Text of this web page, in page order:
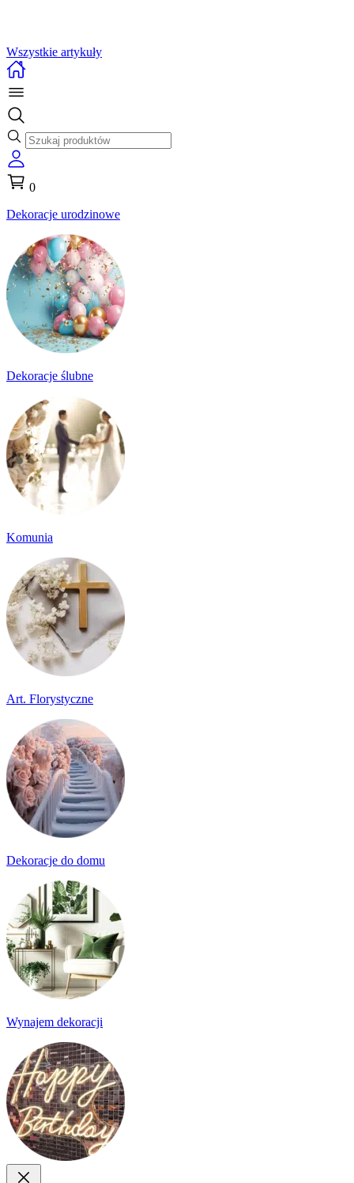
Wszystkie artykuły
0
Dekoracje urodzinowe
Dekoracje ślubne
Komunia
Art. Florystyczne
Dekoracje do domu
Wynajem dekoracji